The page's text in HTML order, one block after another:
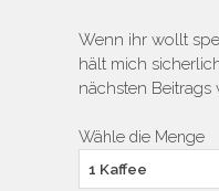
Wenn ihr wollt
hält mich
nächsten Beitrags
Wähle die Menge